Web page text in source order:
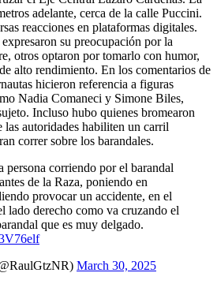
adelante, cerca de la calle Puccini.
reacciones en plataformas digitales.
su preocupación por la
otros optaron por tomarlo con humor,
alto rendimiento. En los comentarios de
hicieron referencia a figuras
Nadia Comaneci y Simone Biles,
Incluso hubo quienes bromearon
las autoridades habiliten un carril
correr sobre los barandales.
persona corriendo por el barandal
de la Raza, poniendo en
provocar un accidente, en el
lado derecho como va cruzando el
que es muy delgado.
March 30, 2025